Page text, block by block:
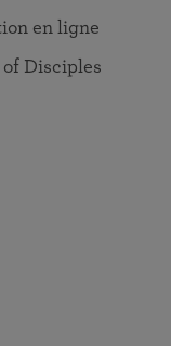
en ligne
Disciples